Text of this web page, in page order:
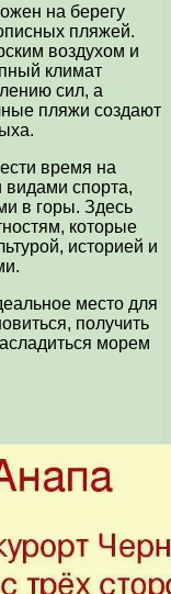
на берегу
пляжей.
воздухом и
климат
сил, а
пляжи создают
время на
спорта,
в горы. Здесь
которые
историей и
место для
получить
морем